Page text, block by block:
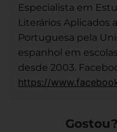
Especialista em
Literários Aplicados
Portuguesa pela
espanhol em
desde 2003.
https://